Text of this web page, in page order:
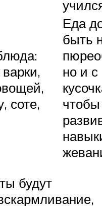
соте,
Еда
быть
но и с
чтобы
навыки
будут